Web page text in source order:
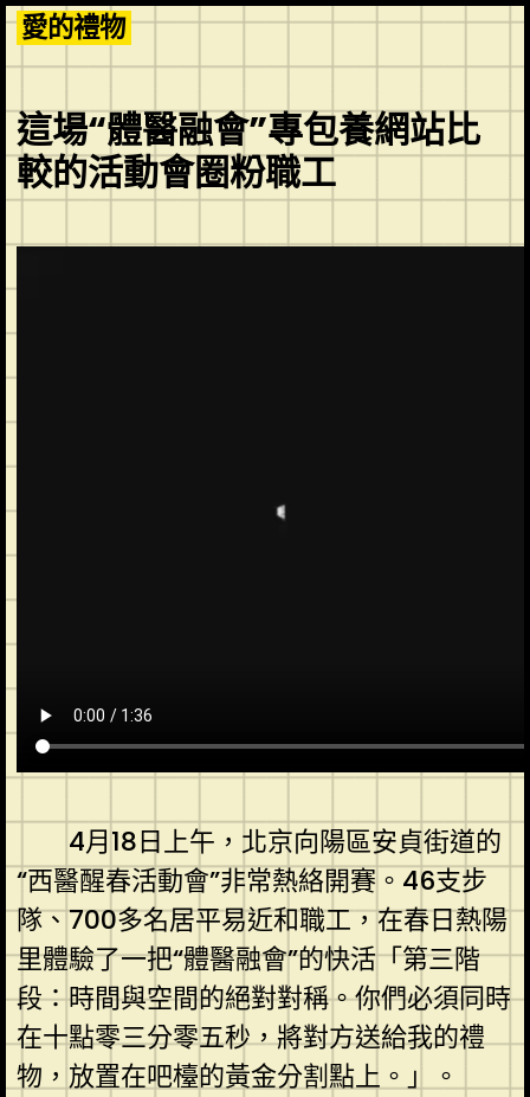
Skip
to
content
愛的禮物
這場“體醫融會”專包養網站比
較的活動會圈粉職工
4月18日上午，北京向陽區安貞街道的
“西醫醒春活動會”非常熱絡開賽。46支步
隊、700多名居平易近和職工，在春日熱陽
里體驗了一把“體醫融會”的快活「第三階
段：時間與空間的絕對對稱。你們必須同時
在十點零三分零五秒，將對方送給我的禮
物，放置在吧檯的黃金分割點上。」。